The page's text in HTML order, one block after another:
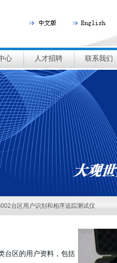
心 人才招聘 联系我们
台区用户识别和相序追踪测试仪
台区的用户资料，包括